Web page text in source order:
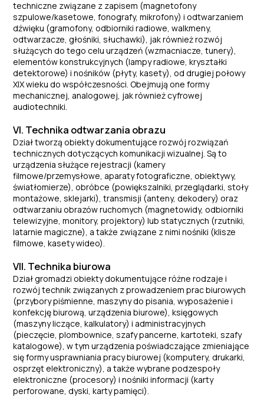
techniczne związane z zapisem (magnetofony
szpulowe/kasetowe, fonografy, mikrofony) i odtwarzaniem
dźwięku (gramofony, odbiorniki radiowe, walkmeny,
odtwarzacze, głośniki, słuchawki), jak również rozwój
służących do tego celu urządzeń (wzmacniacze, tunery),
elementów konstrukcyjnych (lampy radiowe, kryształki
detektorowe) i nośników (płyty, kasety), od drugiej połowy
XIX wieku do współczesności. Obejmują one formy
mechanicznej, analogowej, jak również cyfrowej
audiotechniki.
VI. Technika odtwarzania obrazu
Dział tworzą obiekty dokumentujące rozwój rozwiązań
technicznych dotyczących komunikacji wizualnej. Są to
urządzenia służące rejestracji (kamery
filmowe/przemysłowe, aparaty fotograficzne, obiektywy,
światłomierze), obróbce (powiększalniki, przeglądarki, stoły
montażowe, sklejarki), transmisji (anteny, dekodery) oraz
odtwarzaniu obrazów ruchomych (magnetowidy, odbiorniki
telewizyjne, monitory, projektory) lub statycznych (rzutniki,
latarnie magiczne), a także związane z nimi nośniki (klisze
filmowe, kasety wideo).
VII. Technika biurowa
Dział gromadzi obiekty dokumentujące różne rodzaje i
rozwój technik związanych z prowadzeniem prac biurowych
(przybory piśmienne, maszyny do pisania, wyposażenie i
konfekcję biurową, urządzenia biurowe), księgowych
(maszyny liczące, kalkulatory) i administracyjnych
(pieczęcie, plombownice, szafy pancerne, kartoteki, szafy
katalogowe), w tym urządzenia poświadczające zmieniające
się formy usprawniania pracy biurowej (komputery, drukarki,
osprzęt elektroniczny), a także wybrane podzespoły
elektroniczne (procesory) i nośniki informacji (karty
perforowane, dyski, karty pamięci).